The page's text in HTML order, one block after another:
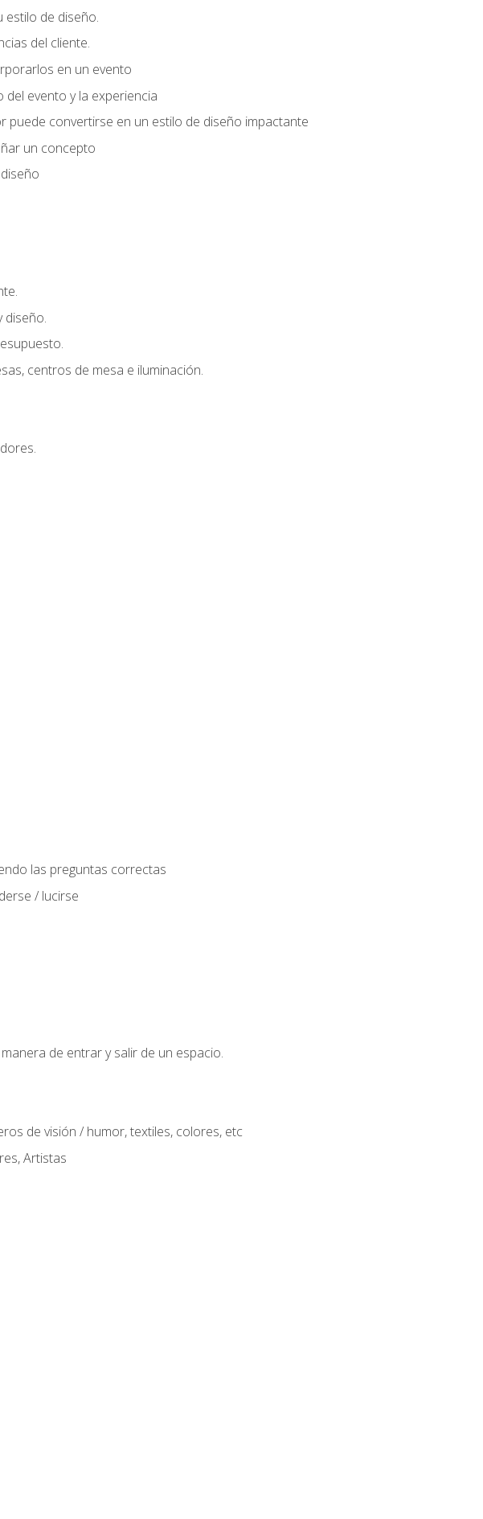
estilo de diseño.
del cliente.
en un evento
evento y la experiencia
convertirse en un estilo de diseño impactante
un concepto
diseño.
centros de mesa e iluminación.
las preguntas correctas
/ lucirse
de entrar y salir de un espacio.
de visión / humor, textiles, colores, etc
Artistas